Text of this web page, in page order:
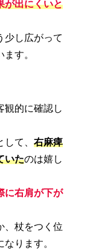
が出にくいと
少し広がって
す。
観的に確認し
して、 右麻痺
いたのは嬉し
に右肩が下が
、杖をつく位
ります。